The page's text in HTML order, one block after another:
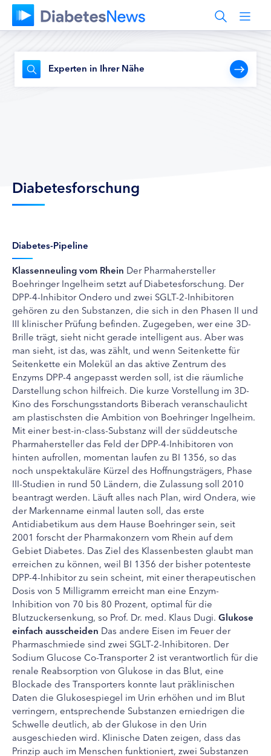
Experten in Ihrer Nähe
Diabetesforschung
Diabetes-Pipeline
Klassenneuling vom Rhein Der Pharmahersteller
Boehringer Ingelheim setzt auf Diabetesforschung. Der
DPP-4-Inhibitor Ondero und zwei SGLT-2-Inhibitoren
gehören zu den Substanzen, die sich in den Phasen II und
III klinischer Prüfung befinden. Zugegeben, wer eine 3D-
Brille trägt, sieht nicht gerade intelligent aus. Aber was
man sieht, ist das, was zählt, und wenn Seitenkette für
Seitenkette ein Molekül an das aktive Zentrum des
Enzyms DPP-4 angepasst werden soll, ist die räumliche
Darstellung schon hilfreich. Die kurze Vorstellung im 3D-
Kino des Forschungsstandorts Biberach veranschaulicht
am plastischsten die Ambition von Boehringer Ingelheim.
Mit einer best-in-class-Substanz will der süddeutsche
Pharmahersteller das Feld der DPP-4-Inhibitoren von
hinten aufrollen, momentan laufen zu BI 1356, so das
noch unspektakuläre Kürzel des Hoffnungsträgers, Phase
III-Studien in rund 50 Ländern, die Zulassung soll 2010
beantragt werden. Läuft alles nach Plan, wird Ondera, wie
der Markenname einmal lauten soll, das erste
Antidiabetikum aus dem Hause Boehringer sein, seit
2001 forscht der Pharmakonzern vom Rhein auf dem
Gebiet Diabetes. Das Ziel des Klassenbesten glaubt man
erreichen zu können, weil BI 1356 der bisher potenteste
DPP-4-Inhibitor zu sein scheint, mit einer therapeutischen
Dosis von 5 Milligramm erreicht man eine Enzym-
Inhibition von 70 bis 80 Prozent, optimal für die
Blutzuckersenkung, so Prof. Dr. med. Klaus Dugi. Glukose
einfach ausscheiden Das andere Eisen im Feuer der
Pharmaschmiede sind zwei SGLT-2-Inhibitoren. Der
Sodium Glucose Co-Transporter 2 ist verantwortlich für die
renale Reabsorption von Glukose in das Blut, eine
Blockade des Transporters konnte laut präklinischen
Daten die Glukosespiegel im Urin erhöhen und im Blut
verringern, entsprechende Substanzen erniedrigen die
Schwelle deutlich, ab der Glukose in den Urin
ausgeschieden wird. Klinische Daten zeigen, dass das
Prinzip auch im Menschen funktioniert, zwei Substanzen